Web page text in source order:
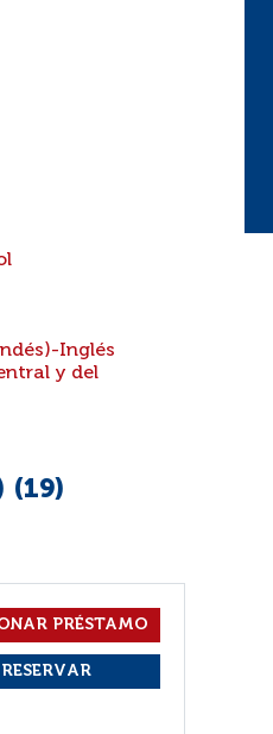
Inglés
y del
(19)